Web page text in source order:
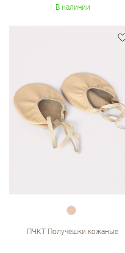
В наличии
ПЧКТ Получешки кожаные